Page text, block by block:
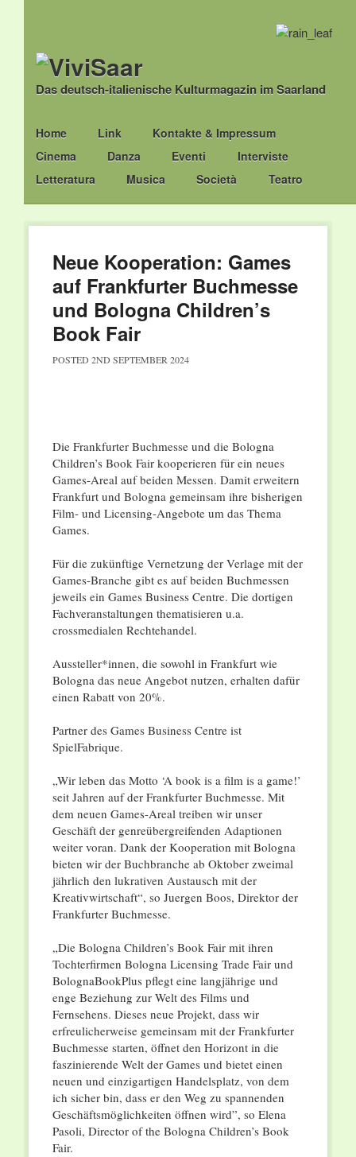
Das deutsch-italienische Kulturmagazin im Saarland
Main menu
Skip
to
content
Home Link
Kontakte & Impressum
Cinema
Danza Eventi
Interviste
Letteratura
Musica Società Teatro
Neue Kooperation: Games
auf Frankfurter Buchmesse
und Bologna Children’s
Book Fair
POSTED 2ND SEPTEMBER 2024
Die Frankfurter Buchmesse und die Bologna
Children’s Book Fair kooperieren für ein neues
Games-Areal auf beiden Messen. Damit erweitern
Frankfurt und Bologna gemeinsam ihre bisherigen
Film- und Licensing-Angebote um das Thema
Games.
Für die zukünftige Vernetzung der Verlage mit der
Games-Branche gibt es auf beiden Buchmessen
jeweils ein Games Business Centre. Die dortigen
Fachveranstaltungen thematisieren u.a.
crossmedialen Rechtehandel.
Aussteller*innen, die sowohl in Frankfurt wie
Bologna das neue Angebot nutzen, erhalten dafür
einen Rabatt von 20%.
Partner des Games Business Centre ist
SpielFabrique.
„Wir leben das Motto ‘A book is a film is a game!’
seit Jahren auf der Frankfurter Buchmesse. Mit
dem neuen Games-Areal treiben wir unser
Geschäft der genreübergreifenden Adaptionen
weiter voran. Dank der Kooperation mit Bologna
bieten wir der Buchbranche ab Oktober zweimal
jährlich den lukrativen Austausch mit der
Kreativwirtschaft“, so Juergen Boos, Direktor der
Frankfurter Buchmesse.
„Die Bologna Children’s Book Fair mit ihren
Tochterfirmen Bologna Licensing Trade Fair und
BolognaBookPlus pflegt eine langjährige und
enge Beziehung zur Welt des Films und
Fernsehens. Dieses neue Projekt, dass wir
erfreulicherweise gemeinsam mit der Frankfurter
Buchmesse starten, öffnet den Horizont in die
faszinierende Welt der Games und bietet einen
neuen und einzigartigen Handelsplatz, von dem
ich sicher bin, dass er den Weg zu spannenden
Geschäftsmöglichkeiten öffnen wird”, so Elena
Pasoli, Director of the Bologna Children’s Book
Fair.